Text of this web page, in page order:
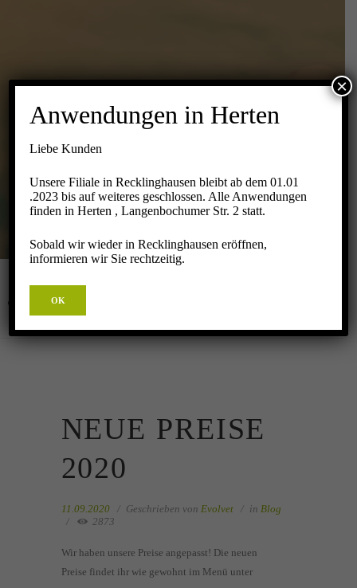
NEUE PREISE
Startseite Blog Neue Preise 2020
NEUE PREISE
2020
11.09.2020 Geschrieben von Evolvet in Blog
2873
Wir haben unsere Preise angepasst! Die neuen
Preise findet ihr wie gewohnt im Menü unter
Anwendungen in Herten
Liebe Kunden
Unsere Filiale in Recklinghausen bleibt ab dem 01.01
.2023 bis auf weiteres geschlossen. Alle Anwendungen
finden in Herten , Langenbochumer Str. 2 statt.
Sobald wir wieder in Recklinghausen eröffnen,
informieren wir Sie rechtzeitig.
OK
×